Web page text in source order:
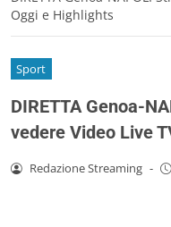
Oggi e Highlights
Sport
DIRETTA Genoa-
vedere Video Live
Redazione Streaming -